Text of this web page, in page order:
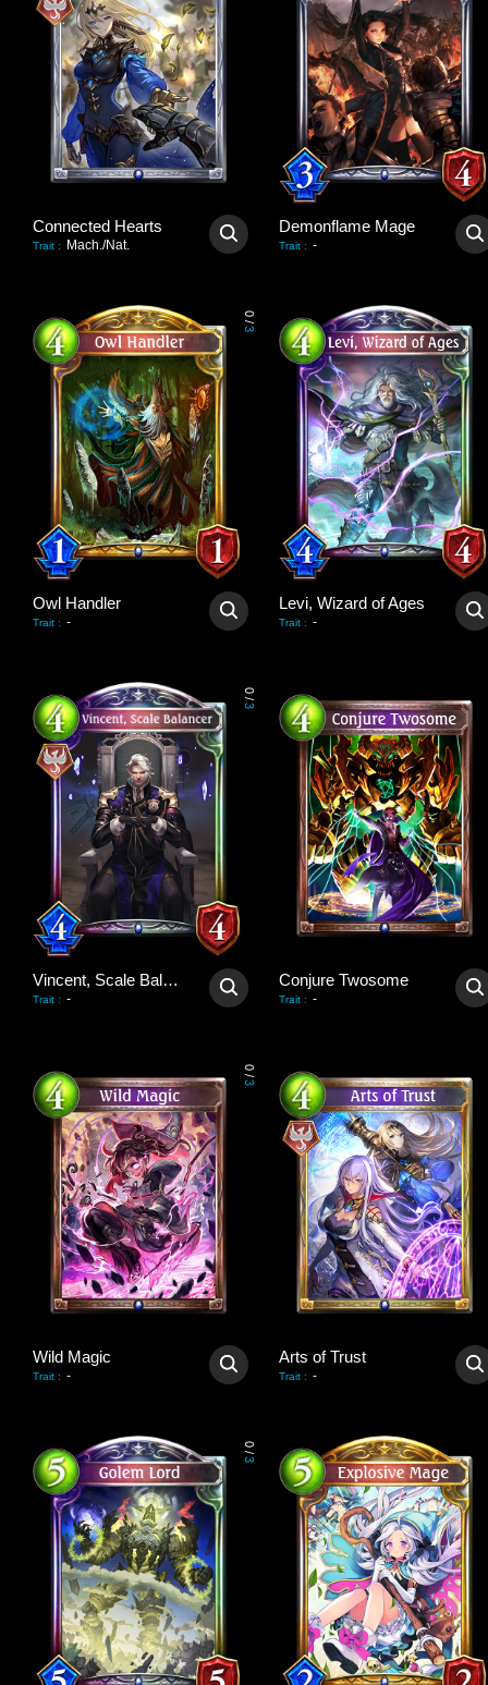
Connected Hearts
Trait : Mach./Nat.
Demonflame Mage
Trait : -
0
/
3
Owl Handler
Trait : -
Levi, Wizard of Ages
Trait : -
0
/
3
Vincent, Scale Balancer
Trait : -
Conjure Twosome
Trait : -
0
/
3
Wild Magic
Trait : -
Arts of Trust
Trait : -
0
/
3